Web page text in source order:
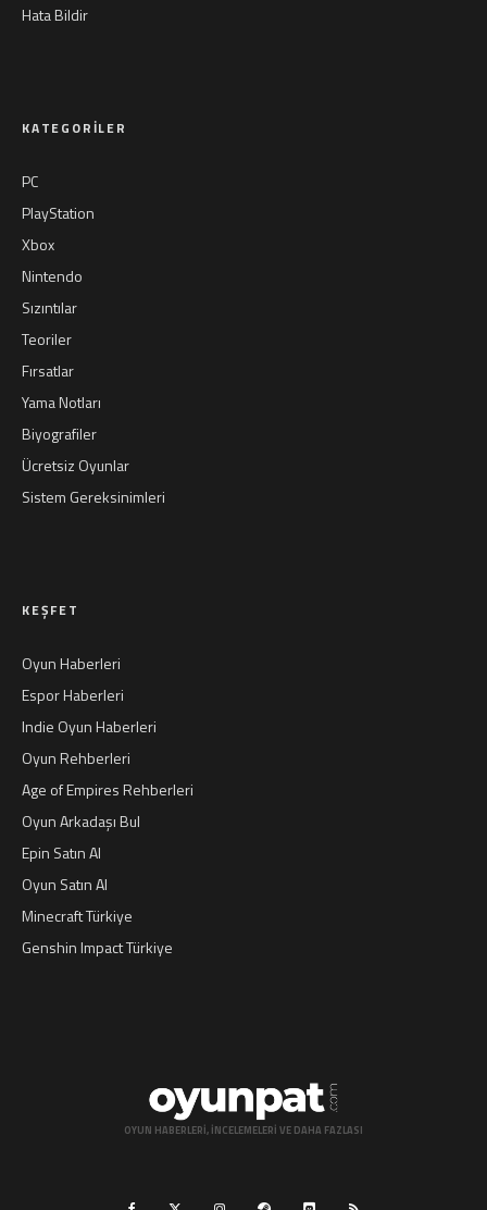
Hata Bildir
KATEGORILER
PC
PlayStation
Xbox
Nintendo
Sızıntılar
Teoriler
Fırsatlar
Yama Notları
Biyografiler
Ücretsiz Oyunlar
Sistem Gereksinimleri
KEŞFET
Oyun Haberleri
Espor Haberleri
Indie Oyun Haberleri
Oyun Rehberleri
Age of Empires Rehberleri
Oyun Arkadaşı Bul
Epin Satın Al
Oyun Satın Al
Minecraft Türkiye
Genshin Impact Türkiye
OYUN HABERLERI, INCELEMELERI VE DAHA FAZLASI